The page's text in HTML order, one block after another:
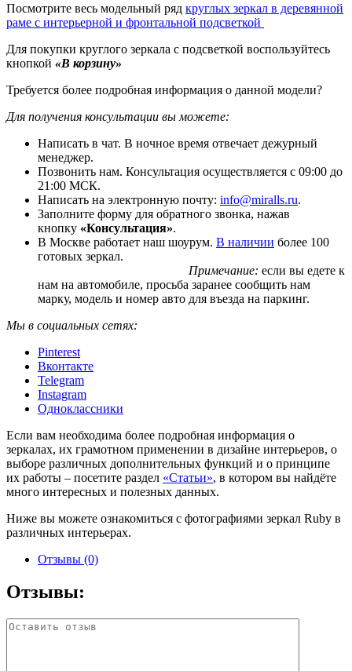
Посмотрите весь модельный ряд круглых зеркал в деревянной
раме с интерьерной и фронтальной подсветкой
Для покупки круглого зеркала с подсветкой воспользуйтесь
кнопкой «В корзину»
Требуется более подробная информация о данной модели?
Для получения консультации вы можете:
Написать в чат. В ночное время отвечает дежурный
менеджер.
Позвонить нам. Консультация осуществляется с 09:00 до
21:00 МСК.
Написать на электронную почту: info@miralls.ru.
Заполните форму для обратного звонка, нажав
кнопку «Консультация».
В Москве работает наш шоурум. В наличии более 100
готовых зеркал.
Примечание: если вы едете к
нам на автомобиле, просьба заранее сообщить нам
марку, модель и номер авто для въезда на паркинг.
Мы в социальных сетях:
Pinterest
Вконтакте
Telegram
Instagram
Одноклассники
Если вам необходима более подробная информация о
зеркалах, их грамотном применении в дизайне интерьеров, о
выборе различных дополнительных функций и о принципе
их работы – посетите раздел «Статьи», в котором вы найдёте
много интересных и полезных данных.
Ниже вы можете ознакомиться с фотографиями зеркал Ruby в
различных интерьерах.
Отзывы (0)
Отзывы: